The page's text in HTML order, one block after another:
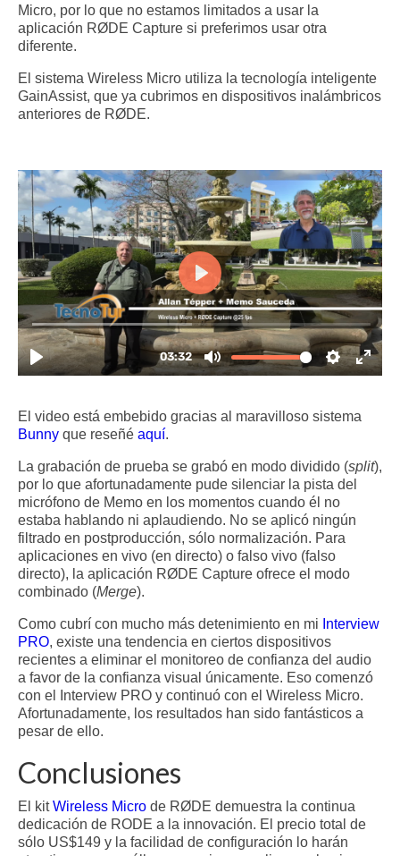
Micro, por lo que no estamos limitados a usar la
aplicación RØDE Capture si preferimos usar otra
diferente.
El sistema Wireless Micro utiliza la tecnología inteligente
GainAssist, que ya cubrimos en dispositivos inalámbricos
anteriores de RØDE.
El video está embebido gracias al maravilloso sistema
Bunny que reseñé aquí.
La grabación de prueba se grabó en modo dividido (split),
por lo que afortunadamente pude silenciar la pista del
micrófono de Memo en los momentos cuando él no
estaba hablando ni aplaudiendo. No se aplicó ningún
filtrado en postproducción, sólo normalización. Para
aplicaciones en vivo (en directo) o falso vivo (falso
directo), la aplicación RØDE Capture ofrece el modo
combinado (Merge).
Como cubrí con mucho más detenimiento en mi Interview
PRO, existe una tendencia en ciertos dispositivos
recientes a eliminar el monitoreo de confianza del audio
a favor de la confianza visual únicamente. Eso comenzó
con el Interview PRO y continuó con el Wireless Micro.
Afortunadamente, los resultados han sido fantásticos a
pesar de ello.
Conclusiones
El kitWireless Micro de RØDE demuestra la continua
dedicación de RODE a la innovación. El precio total de
sólo US$149 y la facilidad de configuración lo harán